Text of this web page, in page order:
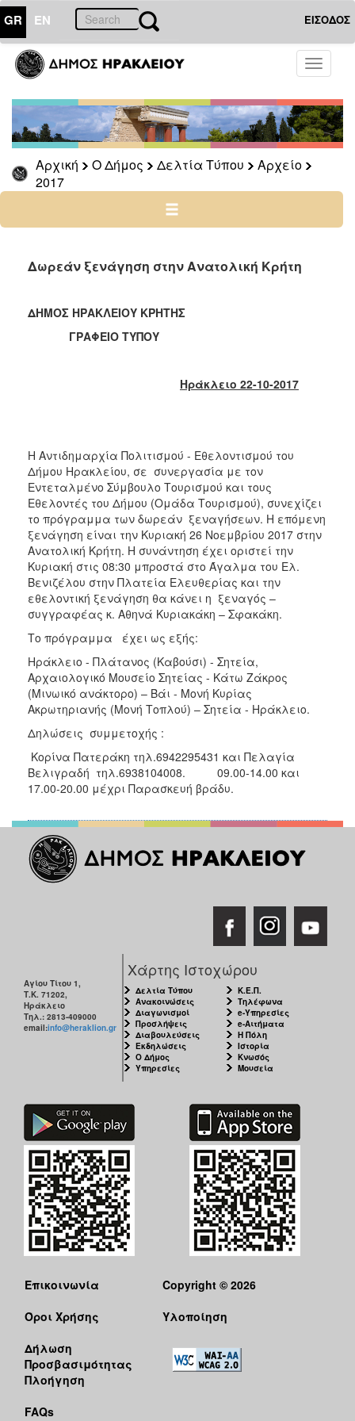
GR EN ΕΙΣΟΔΟΣ
Toggle
Αρχική Ο Δήμος Δελτία Τύπου
Αρχείο
2017
ΔΗΜΟΣ
Δελτία
Τύπου
Αρχείο
2026
2025
2022
2020
2019
2013
2012
2011
2010
2006
ΤΟΠΟΣ
ΠΟΛΙΤΙΣΜΟΣ
ΑΝΘΕΚΤΙΚΗ
ΠΟΛΗ
Δωρεάν ξενάγηση στην Ανατολική Κρήτη
ΔΗΜΟΣ ΗΡΑΚΛΕΙΟΥ ΚΡΗΤΗΣ
ΓΡΑΦΕΙΟ ΤΥΠΟΥ
Ηράκλειο 22-10-2017
Η Αντιδημαρχία Πολιτισμού - Εθελοντισμού του
Δήμου Ηρακλείου, σε συνεργασία με τον
Εντεταλμένο Σύμβουλο Τουρισμού και τους
Εθελοντές του Δήμου (Ομάδα Τουρισμού), συνεχίζει
το πρόγραμμα των δωρεάν ξεναγήσεων. Η επόμενη
ξενάγηση είναι την Κυριακή 26 Νοεμβρίου 2017 στην
Ανατολική Κρήτη. Η συνάντηση έχει οριστεί την
Κυριακή στις 08:30 μπροστά στο Άγαλμα του Ελ.
Βενιζέλου στην Πλατεία Ελευθερίας και την
εθελοντική ξενάγηση θα κάνει η ξεναγός –
συγγραφέας κ. Αθηνά Κυριακάκη – Σφακάκη.
Το πρόγραμμα έχει ως εξής:
Ηράκλειο - Πλάτανος (Καβούσι) - Σητεία,
Αρχαιολογικό Μουσείο Σητείας - Κάτω Ζάκρος
(Μινωικό ανάκτορο) – Βάι - Μονή Κυρίας
Ακρωτηριανής (Μονή Τοπλού) – Σητεία - Ηράκλειο.
Δηλώσεις συμμετοχής :
Κορίνα Πατεράκη τηλ.6942295431 και Πελαγία
Βελιγραδή τηλ.6938104008. 09.00-14.00 και
17.00-20.00 μέχρι Παρασκευή βράδυ.
Αγίου Τίτου 1,
Τ.Κ. 71202,
Ηράκλειο
Τηλ.: 2813-409000
email:info@heraklion.gr
Χάρτης Ιστοχώρου
Δελτία Τύπου
Ανακοινώσεις
Διαγωνισμοί
Προσλήψεις
Διαβουλεύσεις
Εκδηλώσεις
Ο Δήμος
Υπηρεσίες
Κ.Ε.Π.
Τηλέφωνα
e-Υπηρεσίες
e-Αιτήματα
Η Πόλη
Ιστορία
Κνωσός
Μουσεία
Επικοινωνία
Όροι Χρήσης
Δήλωση
Προσβασιμότητας
Πλοήγηση
FAQs
Copyright © 2026
Υλοποίηση